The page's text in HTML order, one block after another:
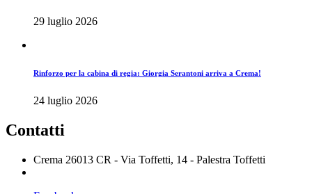
29 luglio 2026
Rinforzo per la cabina di regia: Giorgia Serantoni arriva a Crema!
24 luglio 2026
Contatti
Crema 26013 CR - Via Toffetti, 14 - Palestra Toffetti